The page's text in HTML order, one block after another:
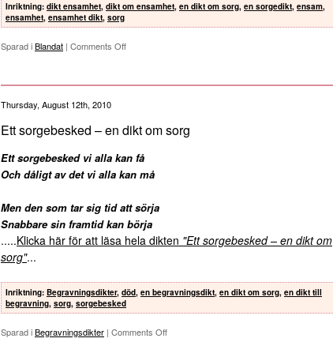
Inriktning: dikt ensamhet, dikt om ensamhet, en dikt om sorg, en sorgedikt, ensam,
ensamhet, ensamhet dikt, sorg
Sparad iBlandat | Comments Off
Thursday, August 12th, 2010
Ett sorgebesked – en dikt om sorg
Ett sorgebesked vi alla kan få
Och dåligt av det vi alla kan må
Men den som tar sig tid att sörja
Snabbare sin framtid kan börja
.....Klicka här för att läsa hela dikten "Ett sorgebesked – en dikt om
sorg"...
Inriktning: Begravningsdikter, död, en begravningsdikt, en dikt om sorg, en dikt till
begravning, sorg, sorgebesked
Sparad iBegravningsdikter | Comments Off